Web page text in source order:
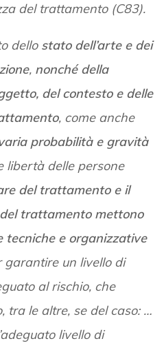
del trattamento (C83).
dello stato dell’arte e dei
, nonché della
del contesto e delle
, come anche
probabilità e gravità
libertà delle persone
del trattamento e il
trattamento mettono
tecniche e organizzative
un livello di
al rischio, che
tra le altre, se del caso: …
livello di